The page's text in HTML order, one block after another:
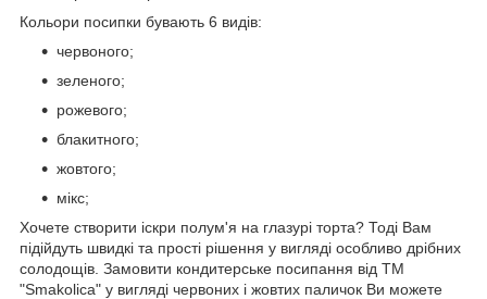
Кольори посипки бувають 6 видів:
червоного;
зеленого;
рожевого;
блакитного;
жовтого;
мікс;
Хочете створити іскри полум'я на глазурі торта? Тоді Вам
підійдуть швидкі та прості рішення у вигляді особливо дрібних
солодощів. Замовити кондитерське посипання від ТМ
"Smakolica" у вигляді червоних і жовтих паличок Ви можете